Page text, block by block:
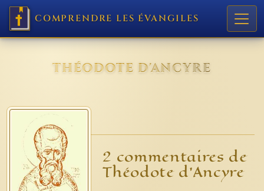
COMPRENDRE LES ÉVANGILES
THÉODOTE D'ANCYRE
2 commentaires de
Théodote d'Ancyre